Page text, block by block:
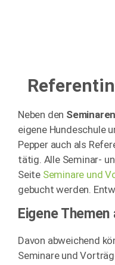
Neben den
eigene Hundeschule
Pepper auch als
tätig. Alle Seminar-
Seite Seminare und
gebucht werden.
Eigene
Davon abweichend
Seminare und